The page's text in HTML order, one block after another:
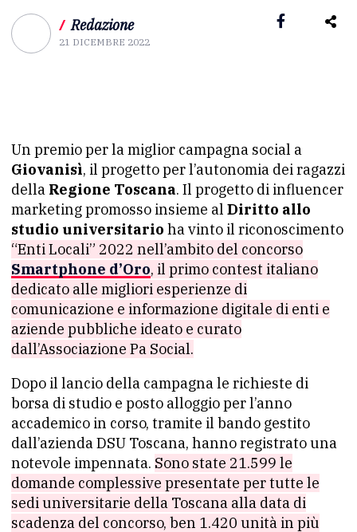
/ Redazione
21 DICEMBRE 2022
Un premio per la miglior campagna social a
Giovanisì, il progetto per l’autonomia dei ragazzi
della Regione Toscana. Il progetto di influencer
marketing promosso insieme al Diritto allo
studio universitario ha vinto il riconoscimento
“Enti Locali” 2022 nell’ambito del concorso
Smartphone d’Oro, il primo contest italiano
dedicato alle migliori esperienze di
comunicazione e informazione digitale di enti e
aziende pubbliche ideato e curato
dall’Associazione Pa Social.
Dopo il lancio della campagna le richieste di
borsa di studio e posto alloggio per l’anno
accademico in corso, tramite il bando gestito
dall’azienda DSU Toscana, hanno registrato una
notevole impennata. Sono state 21.599 le
domande complessive presentate per tutte le
sedi universitarie della Toscana alla data di
scadenza del concorso, ben 1.420 unità in più